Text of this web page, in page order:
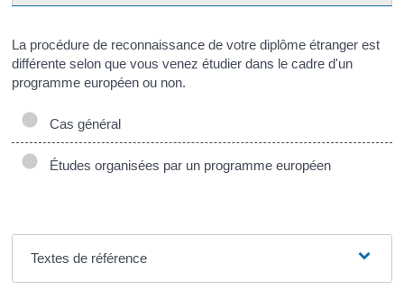
La procédure de reconnaissance de votre diplôme étranger est
différente selon que vous venez étudier dans le cadre d'un
programme européen ou non.
Cas général
Études organisées par un programme européen
Textes de référence